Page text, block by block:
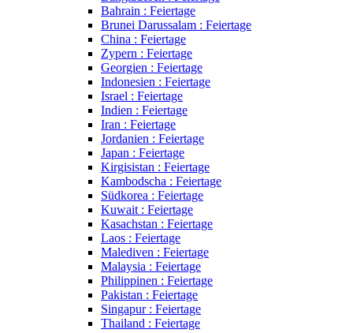
Bahrain : Feiertage
Brunei Darussalam : Feiertage
China : Feiertage
Zypern : Feiertage
Georgien : Feiertage
Indonesien : Feiertage
Israel : Feiertage
Indien : Feiertage
Iran : Feiertage
Jordanien : Feiertage
Japan : Feiertage
Kirgisistan : Feiertage
Kambodscha : Feiertage
Südkorea : Feiertage
Kuwait : Feiertage
Kasachstan : Feiertage
Laos : Feiertage
Malediven : Feiertage
Malaysia : Feiertage
Philippinen : Feiertage
Pakistan : Feiertage
Singapur : Feiertage
Thailand : Feiertage